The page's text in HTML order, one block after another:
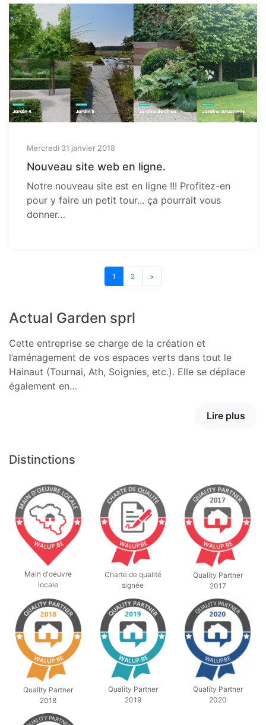
Mercredi 31 janvier 2018
Nouveau site web en ligne.
Notre nouveau site est en ligne !!! Profitez-en
pour y faire un petit tour... ça pourrait vous
donner…
1 2 >
Actual Garden sprl
Cette entreprise se charge de la création et
l’aménagement de vos espaces verts dans tout le
Hainaut (Tournai, Ath, Soignies, etc.). Elle se déplace
également en…
Lire plus
Distinctions
Main d'oeuvre
locale
Charte de qualité
signée
Quality Partner
2017
Quality Partner
2018
Quality Partner
2019
Quality Partner
2020